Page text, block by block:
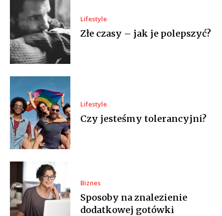
Lifestyle
Złe czasy – jak je polepszyć?
Lifestyle
Czy jesteśmy tolerancyjni?
Biznes
Sposoby na znalezienie
dodatkowej gotówki